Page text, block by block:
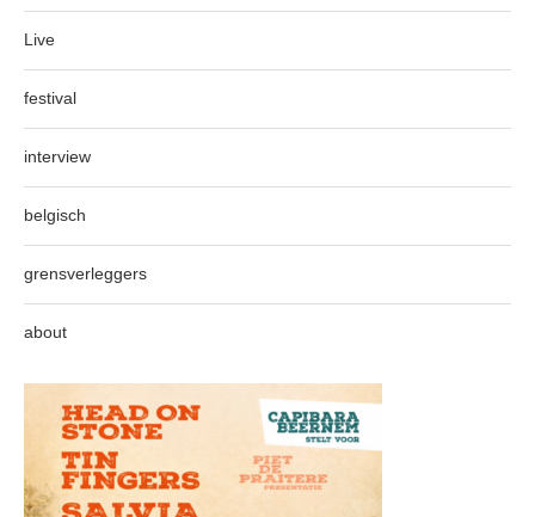
Live
festival
interview
belgisch
grensverleggers
about